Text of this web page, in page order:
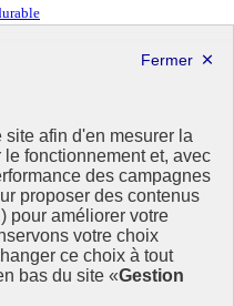
afin d'en mesurer la
fonctionnement et, avec
des campagnes
proposer des contenus
pour améliorer votre
votre choix
ce choix à tout
bas du site «Gestion
concernant l’Agenda
Il valorise la mobilisation de